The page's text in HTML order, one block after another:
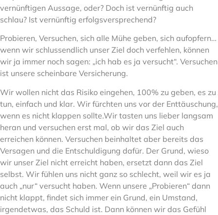
vernünftigen Aussage, oder? Doch ist vernünftig auch
schlau? Ist vernünftig erfolgsversprechend?
Probieren, Versuchen, sich alle Mühe geben, sich aufopfern…
wenn wir schlussendlich unser Ziel doch verfehlen, können
wir ja immer noch sagen: „ich hab es ja versucht“. Versuchen
ist unsere scheinbare Versicherung.
Wir wollen nicht das Risiko eingehen, 100% zu geben, es zu
tun, einfach und klar. Wir fürchten uns vor der Enttäuschung,
wenn es nicht klappen sollte.Wir tasten uns lieber langsam
heran und versuchen erst mal, ob wir das Ziel auch
erreichen können. Versuchen beinhaltet aber bereits das
Versagen und die Entschuldigung dafür. Der Grund, wieso
wir unser Ziel nicht erreicht haben, ersetzt dann das Ziel
selbst. Wir fühlen uns nicht ganz so schlecht, weil wir es ja
auch „nur“ versucht haben. Wenn unsere „Probieren“ dann
nicht klappt, findet sich immer ein Grund, ein Umstand,
irgendetwas, das Schuld ist. Dann können wir das Gefühl